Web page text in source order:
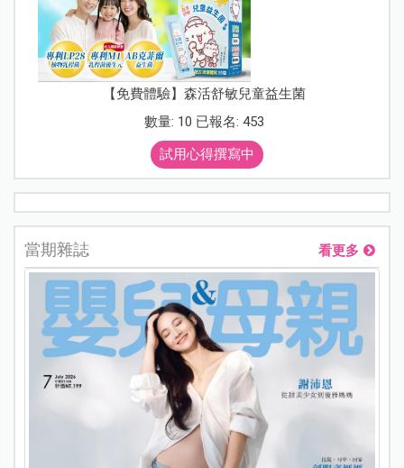
【免費體驗】森活舒敏兒童益生菌
數量: 10 已報名: 453
試用心得撰寫中
當期雜誌 看更多